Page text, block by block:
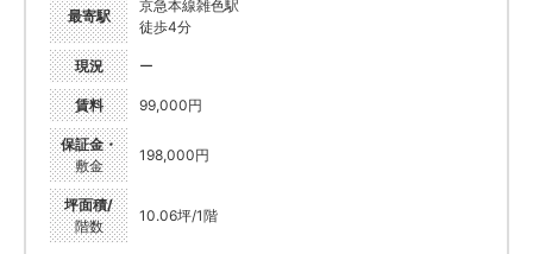
最寄駅
京急本線雑色駅
徒歩4分
現況 ー
賃料 99,000円
保証金・
敷金
198,000円
坪面積/
階数
10.06坪/1階